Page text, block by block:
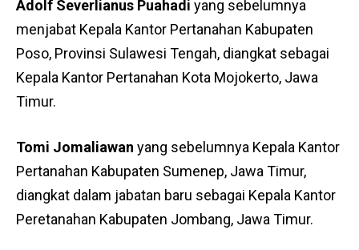
Adolf Severlianus Puahadi yang sebelumnya
menjabat Kepala Kantor Pertanahan Kabupaten
Poso, Provinsi Sulawesi Tengah, diangkat sebagai
Kepala Kantor Pertanahan Kota Mojokerto, Jawa
Timur.
Tomi Jomaliawan yang sebelumnya Kepala Kantor
Pertanahan Kabupaten Sumenep, Jawa Timur,
diangkat dalam jabatan baru sebagai Kepala Kantor
Peretanahan Kabupaten Jombang, Jawa Timur.